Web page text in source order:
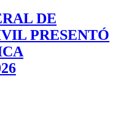
DE
PRESENTÓ